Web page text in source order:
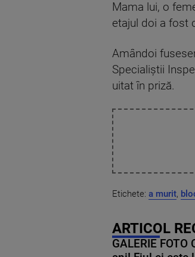
Mama lui, o
etajul doi a fost
Amândoi
Specialiștii
uitat în priză.
Etichete: a murit,
ARTICOL
GALERIE